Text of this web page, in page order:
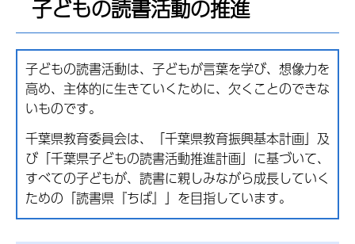
子どもの読書活動の推進
子どもの読書活動は、子どもが言葉を学び、想像力を
高め、主体的に生きていくために、欠くことのできな
いものです。
千葉県教育委員会は、「千葉県教育振興基本計画」及
び「千葉県子どもの読書活動推進計画」に基づいて、
すべての子どもが、読書に親しみながら成長していく
ための「読書県『ちば』」を目指しています。